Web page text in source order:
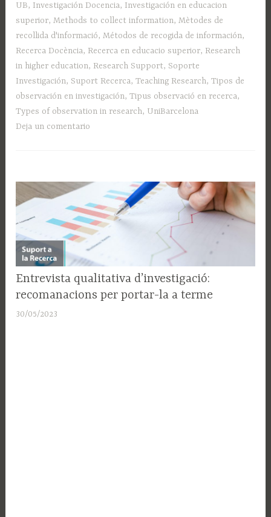
UB, Investigación Docencia, Investigación en educacion
superior,Methods to collect information,Mètodes de
recollida d'informació,Métodos de recogida de información,
Recerca Docència, Recerca en educacio superior, Research
in higher education, Research Support, Soporte
Investigación, Suport Recerca,Teaching Research,Tipos de
observación en investigación,Tipus observació en recerca,
Types of observation in research, UniBarcelona
Deja un comentario
SUPORT
A LA
Entrevista qualitativa d’investigació:
recomanacions per portar-la a terme
30/05/2023